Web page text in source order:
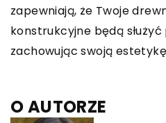
zapewniają, że Twoje
konstrukcyjne będą
zachowując swoją
O AUTORZE